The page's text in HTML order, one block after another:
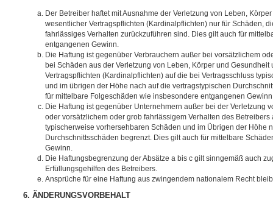
Der Betreiber haftet mit Ausnahme der Verletzung von Leben,
wesentlicher Vertragspflichten (Kardinalpflichten) nur für Schäden,
fahrlässiges Verhalten zurückzuführen sind. Dies gilt auch für
entgangenen Gewinn.
Die Haftung ist gegenüber Verbrauchern außer bei vorsätzlichem
bei Schäden aus der Verletzung von Leben, Körper und
Vertragspflichten (Kardinalpflichten) auf die bei Vertragsschluss
und im übrigen der Höhe nach auf die vertragstypischen
für mittelbare Folgeschäden wie insbesondere entgangenen
Die Haftung ist gegenüber Unternehmern außer bei der Verletzung
oder vorsätzlichem oder grob fahrlässigem Verhalten des Betreibers
typischerweise vorhersehbaren Schäden und im Übrigen der Höhe
Durchschnittsschäden begrenzt. Dies gilt auch für mittelbare
Gewinn.
Die Haftungsbegrenzung der Absätze a bis c gilt sinngemäß auch
Erfüllungsgehilfen des Betreibers.
Ansprüche für eine Haftung aus zwingendem nationalem Recht
6. ÄNDERUNGSVORBEHALT